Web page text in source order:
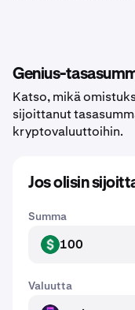
Genius-
Katso, mikä
sijoittanut
kryptovaluuttoihin.
Jos olisin
Summa
USD 100
Valuutta